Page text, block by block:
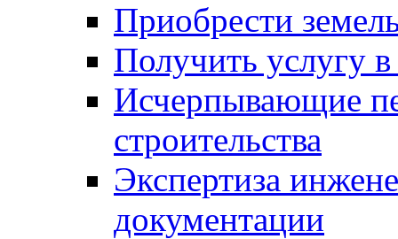
Приобрести
Получить услугу в
Исчерпывающие
строительства
Экспертиза
документации